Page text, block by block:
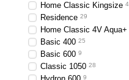
Home Classic Kingsize 4
Residence 29
Home Classic 4V Aqua+
Basic 400 25
Basic 600 9
Classic 1050 28
9